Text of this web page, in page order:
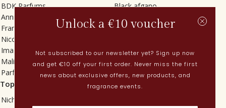
BDK Parfums
Annindriya
Francesca Bianchi
Nicolaï
Imaginary Authors
Malin + Goetz
Parfums MDCI
Black afgano
Gris charnel
Tilia
Vetiver Rain
In Love with Everything
Sticky Fingers
Top categorieën
Niche parfums
Actueel
Unlock a €10 voucher
Not subscribed to our newsletter yet? Sign up now
and get €10 off your first order. Never miss the first
news about exclusive offers, new products, and
fragrance events.